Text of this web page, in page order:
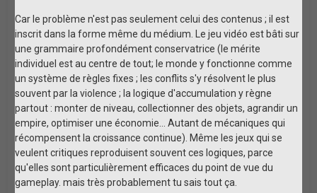
Car le problème n'est pas seulement celui des contenus ; il est
inscrit dans la forme même du médium. Le jeu vidéo est bâti sur
une grammaire profondément conservatrice (le mérite
individuel est au centre de tout; le monde y fonctionne comme
un système de règles fixes ; les conflits s'y résolvent le plus
souvent par la violence ; la logique d'accumulation y règne
partout : monter de niveau, collectionner des objets, agrandir un
empire, optimiser une économie… Autant de mécaniques qui
récompensent la croissance continue). Même les jeux qui se
veulent critiques reproduisent souvent ces logiques, parce
qu'elles sont particulièrement efficaces du point de vue du
gameplay. mais très probablement tu sais tout ça.